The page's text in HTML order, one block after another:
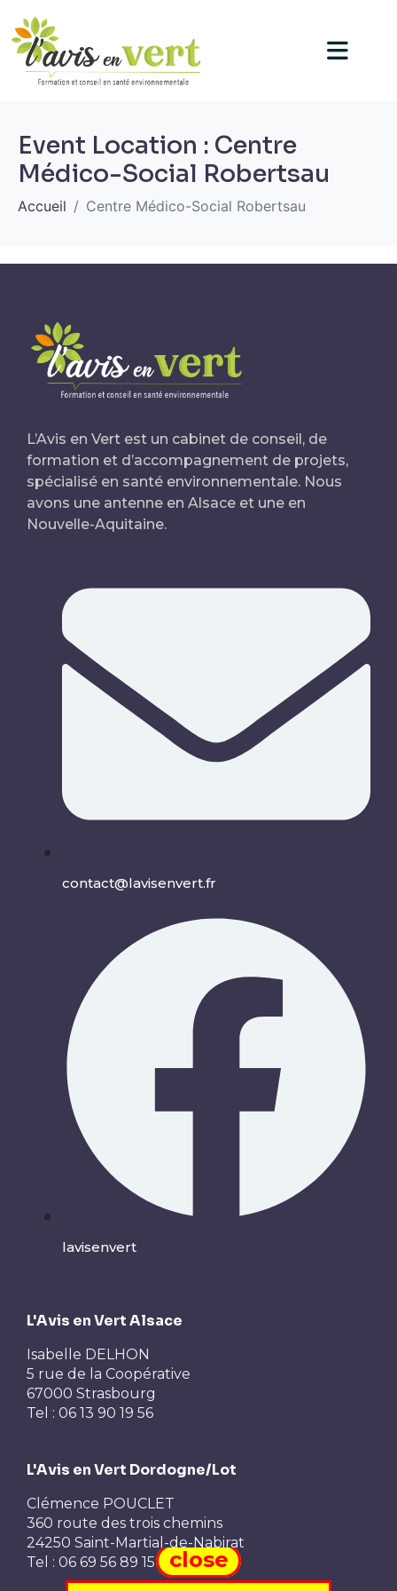
Event Location : Centre
Médico-Social Robertsau
Accueil Centre Médico-Social Robertsau
L’Avis en Vert est un cabinet de conseil, de
formation et d’accompagnement de projets,
spécialisé en santé environnementale. Nous
avons une antenne en Alsace et une en
Nouvelle-Aquitaine.
contact@lavisenvert.fr
lavisenvert
L'Avis en Vert Alsace
Isabelle DELHON
5 rue de la Coopérative
67000 Strasbourg
Tel : 06 13 90 19 56
L'Avis en Vert Dordogne/Lot
Clémence POUCLET
360 route des trois chemins
24250 Saint-Martial-de-Nabirat
Tel : 06 69 56 89 15
close